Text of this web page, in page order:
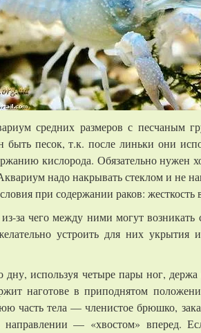
средних размеров с песчаным
песок, т.к. после линьки они
кислорода. Обязательно нужен
надо накрывать стеклом и не
при содержании раков: жесткость
за чего между ними могут
устроить для них укрытия
используя четыре пары ног,
наготове в приподнятом
часть тела — членистое брюшко,
— «хвостом» вперед.